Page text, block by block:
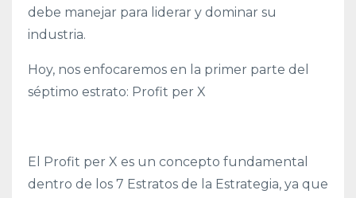
debe manejar para liderar y dominar su
industria.
Hoy, nos enfocaremos en la primer parte del
séptimo estrato: Profit per X
El Profit per X es un concepto fundamental
dentro de los 7 Estratos de la Estrategia, ya que